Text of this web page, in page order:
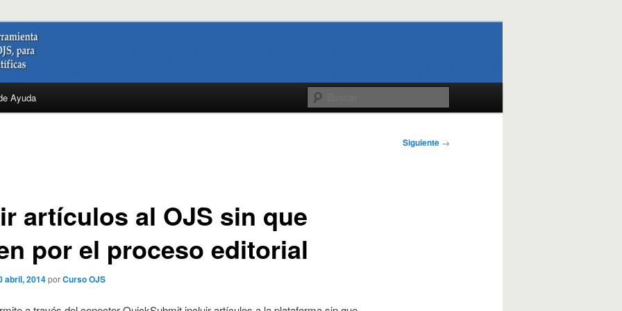
Ayuda
Siguiente →
artículos al OJS sin que
por el proceso editorial
abril, 2014porCurso OJS